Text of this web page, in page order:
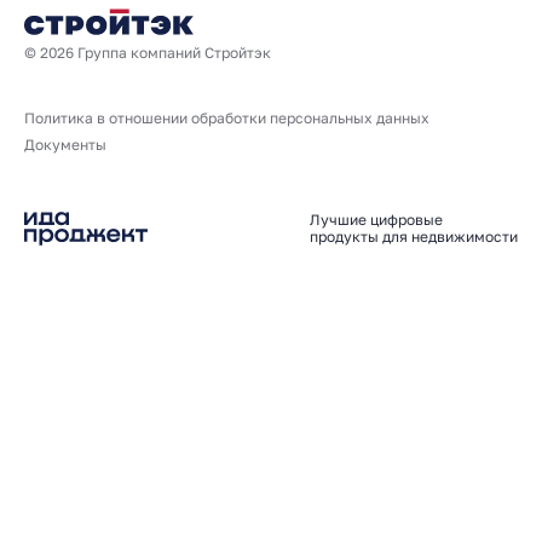
© 2026 Группа компаний Стройтэк
Политика в отношении обработки персональных данных
Документы
Лучшие цифровые
продукты для недвижимости